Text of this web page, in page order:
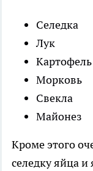
Селедка
Лук
Картофель
Морковь
Свекла
Майонез
Кроме этого
селедку яйца и